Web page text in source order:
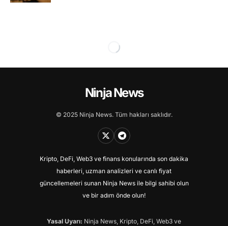
Ninja News
© 2025 Ninja News. Tüm hakları saklıdır.
Kripto, DeFi, Web3 ve finans konularında son dakika
haberleri, uzman analizleri ve canlı fiyat
güncellemeleri sunan Ninja News ile bilgi sahibi olun
ve bir adım önde olun!
Yasal Uyarı: Ninja News, Kripto, DeFi, Web3 ve